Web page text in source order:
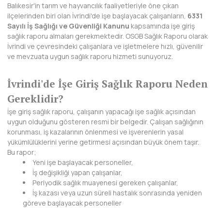
ARDAHAN
ARTVİN
AYDIN
BARTIN
BATMAN
BAYBURT
BİLECİK
BİNGÖL
BİTLİS
Balıkesir'in tarım ve hayvancılık faaliyetleriyle öne çıkan
ilçelerinden biri olan İvrindi'de işe başlayacak çalışanların, 6331
Sayılı İş Sağlığı ve Güvenliği Kanunu kapsamında işe giriş
sağlık raporu almaları gerekmektedir. OSGB Sağlık Raporu olarak
İvrindi ve çevresindeki çalışanlara ve işletmelere hızlı, güvenilir
ve mevzuata uygun sağlık raporu hizmeti sunuyoruz.
İvrindi'de İşe Giriş Sağlık Raporu Neden
Gereklidir?
İşe giriş sağlık raporu, çalışanın yapacağı işe sağlık açısından
uygun olduğunu gösteren resmi bir belgedir. Çalışan sağlığının
korunması, iş kazalarının önlenmesi ve işverenlerin yasal
yükümlülüklerini yerine getirmesi açısından büyük önem taşır.
Bu rapor;
Yeni işe başlayacak personeller,
İş değişikliği yapan çalışanlar,
Periyodik sağlık muayenesi gereken çalışanlar,
İş kazası veya uzun süreli hastalık sonrasında yeniden
göreve başlayacak personeller